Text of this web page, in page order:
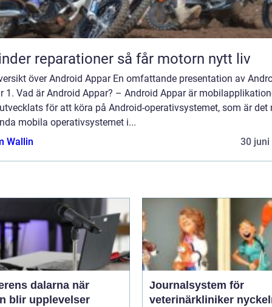
Cylinder reparationer så får motorn nytt liv
över Android Appar En omfattande presentation av
1. Vad är Android Appar? – Android Appar är
för att köra på Android-operativsystemet, som är det
mobila operativsystemet i...
Wallin
30 juni
dalarna när
blir upplevelser
Journalsystem för
veterinärkliniker nyckeln till